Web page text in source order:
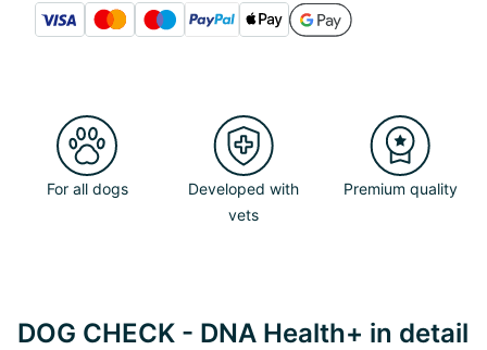
For all dogs
Developed with
vets
Premium quality
DOG CHECK - DNA Health+ in detail